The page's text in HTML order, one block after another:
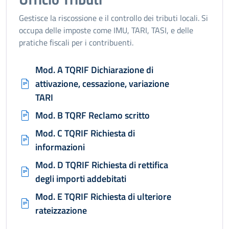
Gestisce la riscossione e il controllo dei tributi locali. Si
occupa delle imposte come IMU, TARI, TASI, e delle
pratiche fiscali per i contribuenti.
Mod. A TQRIF Dichiarazione di
attivazione, cessazione, variazione
TARI
Mod. B TQRF Reclamo scritto
Mod. C TQRIF Richiesta di
informazioni
Mod. D TQRIF Richiesta di rettifica
degli importi addebitati
Mod. E TQRIF Richiesta di ulteriore
rateizzazione